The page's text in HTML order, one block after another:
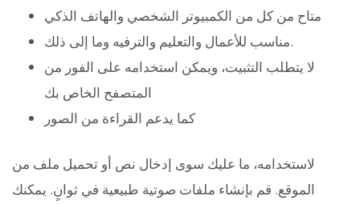
متاح من كل من الكمبيوتر الشخصي والهاتف الذكي
مناسب للأعمال والتعليم والترفيه وما إلى ذلك.
لا يتطلب التثبيت، ويمكن استخدامه على الفور من
المتصفح الخاص بك
كما يدعم القراءة من الصور
لاستخدامه، ما عليك سوى إدخال نص أو تحميل ملف من
الموقع. قم بإنشاء ملفات صوتية طبيعية في ثوانٍ. يمكنك